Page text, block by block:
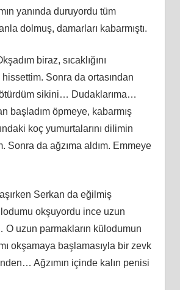
yanında duruyordu tüm
dolmuş, damarları kabarmıştı.
biraz, sıcaklığını
hissettim. Sonra da ortasından
sikini… Dudaklarıma…
başladım öpmeye, kabarmış
koç yumurtalarını dilimin
Sonra da ağzıma aldım. Emmeye
Serkan da eğilmiş
okşuyordu ince uzun
O uzun parmakların külodumun
okşamaya başlamasıyla bir zevk
Ağzımın içinde kalın penisi